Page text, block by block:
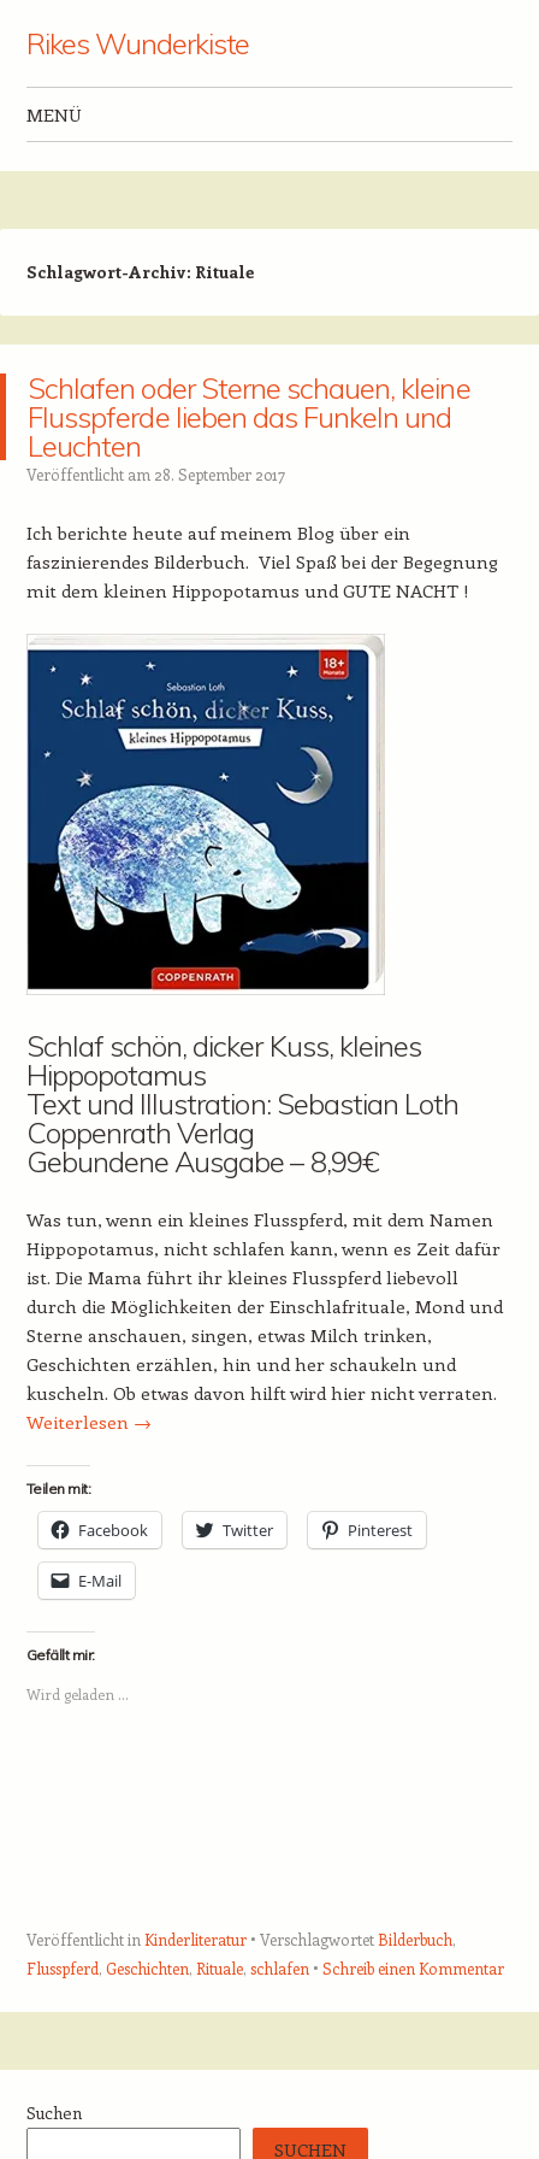
Rikes Wunderkiste
MENÜ
Schlagwort-Archiv: Rituale
Schlafen oder Sterne schauen, kleine
Flusspferde lieben das Funkeln und
Leuchten
Veröffentlicht am 28. September 2017
Ich berichte heute auf meinem Blog über ein
faszinierendes Bilderbuch. Viel Spaß bei der Begegnung
mit dem kleinen Hippopotamus und GUTE NACHT !
Schlaf schön, dicker Kuss, kleines
Hippopotamus
Text und Illustration: Sebastian Loth
Coppenrath Verlag
Gebundene Ausgabe – 8,99€
Was tun, wenn ein kleines Flusspferd, mit dem Namen
Hippopotamus, nicht schlafen kann, wenn es Zeit dafür
ist. Die Mama führt ihr kleines Flusspferd liebevoll
durch die Möglichkeiten der Einschlafrituale, Mond und
Sterne anschauen, singen, etwas Milch trinken,
Geschichten erzählen, hin und her schaukeln und
kuscheln. Ob etwas davon hilft wird hier nicht verraten.
Weiterlesen →
Teilen mit:
Facebook Twitter Pinterest
E-Mail
Gefällt mir:
Wird geladen …
Veröffentlicht in Kinderliteratur VerschlagwortetBilderbuch,
Flusspferd, Geschichten, Rituale, schlafen Schreib einen Kommentar
Suchen
SUCHEN